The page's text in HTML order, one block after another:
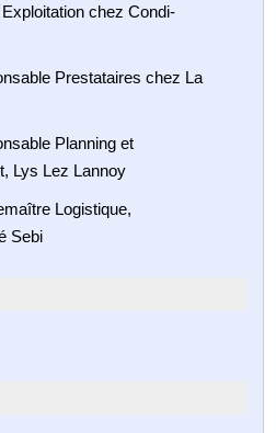
chez Condi-
Prestataires chez La
Planning et
Lys Lez Lannoy
Logistique,
Sebi